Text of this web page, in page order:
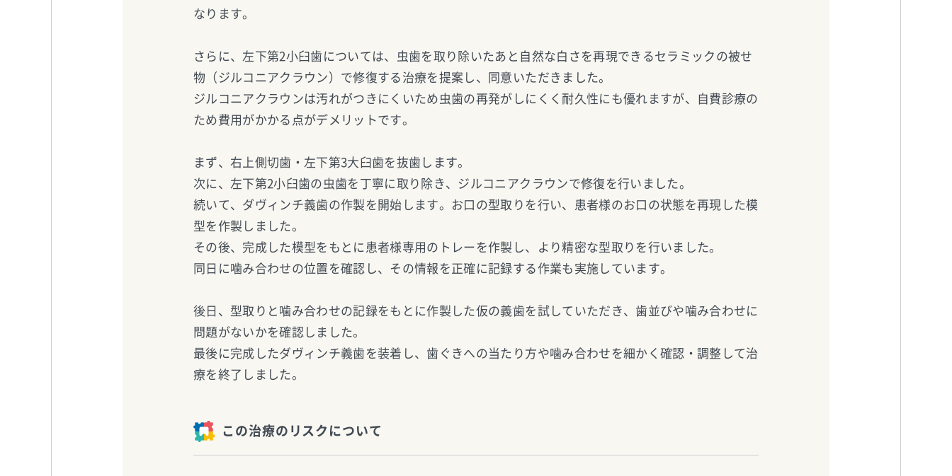
なります。
さらに、左下第2小臼歯については、虫歯を取り除いたあと自然な白さを再現できるセラミックの被せ
物（ジルコニアクラウン）で修復する治療を提案し、同意いただきました。
ジルコニアクラウンは汚れがつきにくいため虫歯の再発がしにくく耐久性にも優れますが、自費診療の
ため費用がかかる点がデメリットです。
まず、右上側切歯・左下第3大臼歯を抜歯します。
次に、左下第2小臼歯の虫歯を丁寧に取り除き、ジルコニアクラウンで修復を行いました。
続いて、ダヴィンチ義歯の作製を開始します。お口の型取りを行い、患者様のお口の状態を再現した模
型を作製しました。
その後、完成した模型をもとに患者様専用のトレーを作製し、より精密な型取りを行いました。
同日に噛み合わせの位置を確認し、その情報を正確に記録する作業も実施しています。
後日、型取りと噛み合わせの記録をもとに作製した仮の義歯を試していただき、歯並びや噛み合わせに
問題がないかを確認しました。
最後に完成したダヴィンチ義歯を装着し、歯ぐきへの当たり方や噛み合わせを細かく確認・調整して治
療を終了しました。
この治療のリスクについて